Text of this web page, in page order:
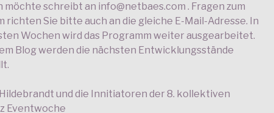
möchte schreibt an info@netbaes.com . Fragen zum
richten Sie bitte auch an die gleiche E-Mail-Adresse. In
Wochen wird das Programm weiter ausgearbeitet.
Blog werden die nächsten Entwicklungsstände
und die Innitiatoren der 8. kollektiven
Eventwoche